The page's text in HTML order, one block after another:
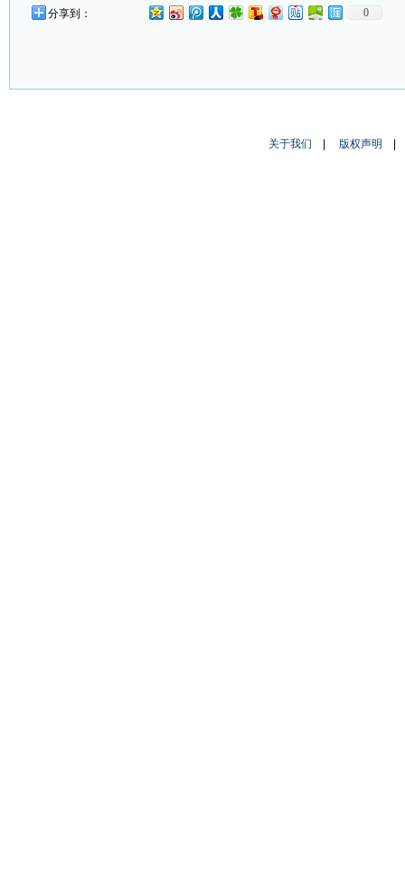
分享到： 0
关于我们 版权声明